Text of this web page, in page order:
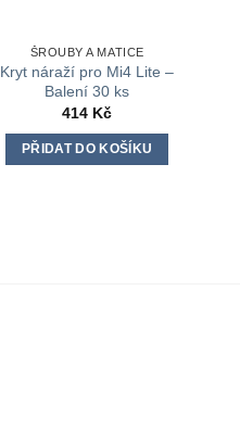
ŠROUBY A MATICE
Kryt náraží pro Mi4 Lite –
Balení 30 ks
414 Kč
PŘIDAT DO KOŠÍKU